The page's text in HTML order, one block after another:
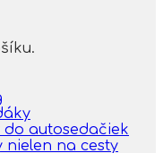
do autosedačiek
nielen na cesty